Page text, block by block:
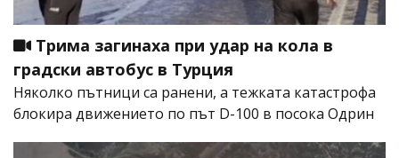
Трима загинаха при удар на кола в
градски автобус в Турция
Няколко пътници са ранени, а тежката катастрофа
блокира движението по път D-100 в посока Одрин